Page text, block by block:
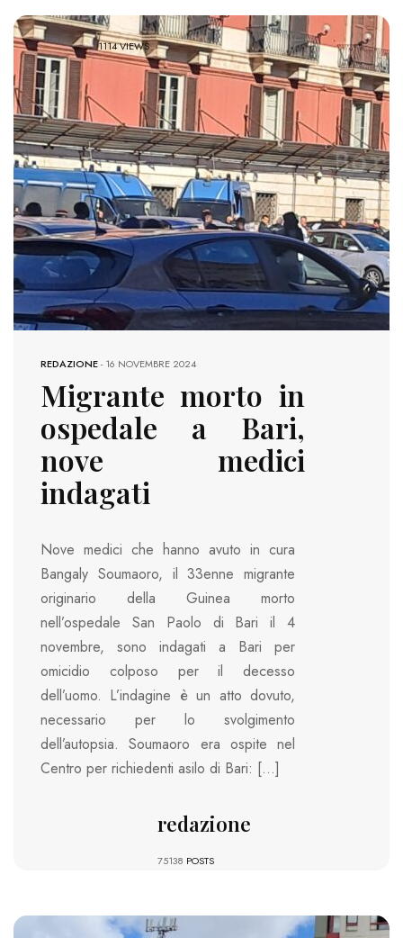
1114 VIEWS
REDAZIONE-16 NOVEMBRE 2024
Migrante morto in
ospedale a Bari,
nove medici
indagati
Nove medici che hanno avuto in cura
Bangaly Soumaoro, il 33enne migrante
originario della Guinea morto
nell’ospedale San Paolo di Bari il 4
novembre, sono indagati a Bari per
omicidio colposo per il decesso
dell’uomo. L’indagine è un atto dovuto,
necessario per lo svolgimento
dell’autopsia. Soumaoro era ospite nel
Centro per richiedenti asilo di Bari: […]
redazione
75138 POSTS